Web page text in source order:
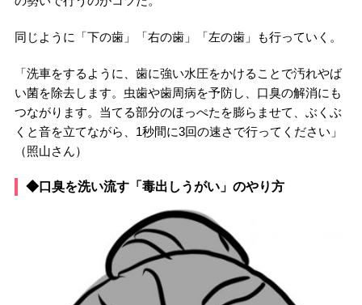
同じように「下の歯」「右の歯」「左の歯」も行っていく。
「洗車をするように、歯に強い水圧をかけることで汚れやば
い菌を除去します。虫歯や歯周病を予防し、口臭の解消にも
つながります。当てる部分のほっぺたを膨らませて、ぶくぶ
くと音を立てながら、1秒間に3回の速さで行ってください」
（照山さん）
◆口臭を洗い流す「毒出しうがい」のやり方